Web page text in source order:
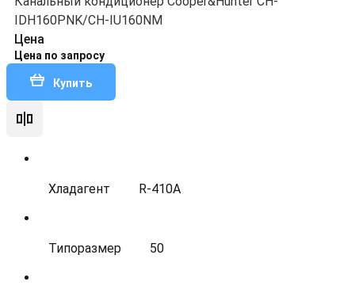
IDH160PNK/CH-IU160NM
Цена
Цена по запросу
Купить
Хладагент R-410A
Типоразмер 50